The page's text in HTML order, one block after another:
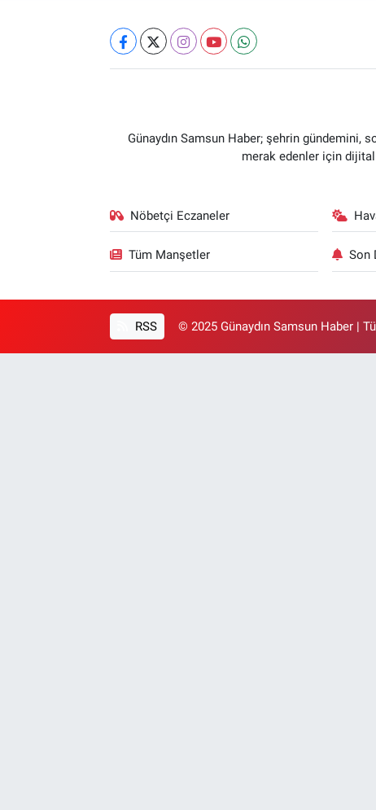
Günaydın Samsun Haber; şehrin gündemini,
merak edenler için dijital
Nöbetçi Eczaneler
Tüm Manşetler Son
RSS © 2025 Günaydın Samsun Haber |